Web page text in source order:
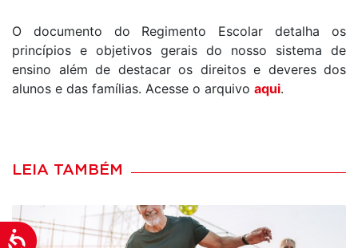
Acessibilidade
O documento do Regimento Escolar detalha os
princípios e objetivos gerais do nosso sistema de
ensino além de destacar os direitos e deveres dos
alunos e das famílias. Acesse o arquivo aqui.
LEIA TAMBÉM